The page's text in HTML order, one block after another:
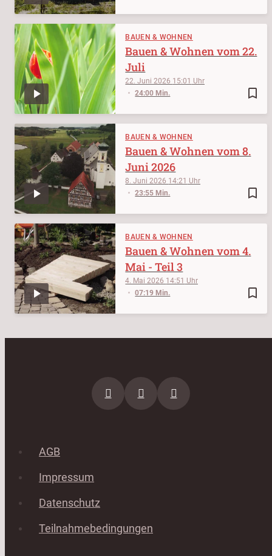
BAUEN & WOHNEN
bookmark_border
22. Juni 2026 15:01
24:00 Min.
Bauen & Wohnen vom 22.
Juli
BAUEN & WOHNEN
bookmark_border
8. Juni 2026 14:21
23:55 Min.
Bauen & Wohnen vom 8.
Juni 2026
BAUEN & WOHNEN
bookmark_border
4. Mai 2026 14:51
07:19 Min.
Bauen & Wohnen vom 4.
Mai - Teil 3
AGB
Impressum
Datenschutz
Teilnahmebedingungen